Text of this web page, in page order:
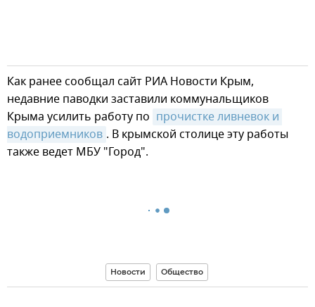
Как ранее сообщал сайт РИА Новости Крым,
недавние паводки заставили коммунальщиков
Крыма усилить работу по прочистке ливневок и
водоприемников . В крымской столице эту работы
также ведет МБУ "Город".
Новости Общество